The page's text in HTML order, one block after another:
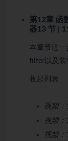
第12章 函
器13 节 |
本章节进一
filter以及装
收起列表
视频：
视频：
视频：